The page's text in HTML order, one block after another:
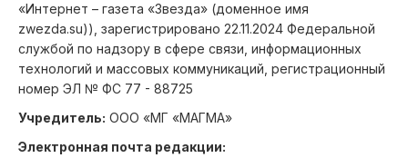
«Интернет – газета «Звезда» (доменное имя
zwezda.su)), зарегистрировано 22.11.2024 Федеральной
службой по надзору в сфере связи, информационных
технологий и массовых коммуникаций, регистрационный
номер ЭЛ № ФС 77 - 88725
Учредитель: ООО «МГ «МАГМА»
Электронная почта редакции: